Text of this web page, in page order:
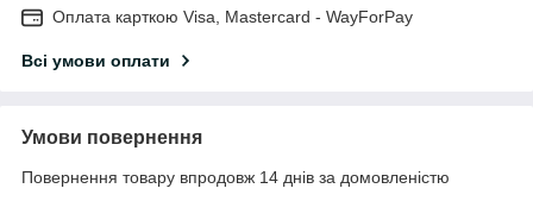
Оплата карткою Visa, Mastercard - WayForPay
Всі умови оплати
Умови повернення
Повернення товару впродовж 14 днів за домовленістю